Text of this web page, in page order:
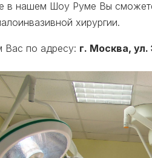
в нашем Шоу Руме Вы
хирургии.
по адресу: г. Москва,